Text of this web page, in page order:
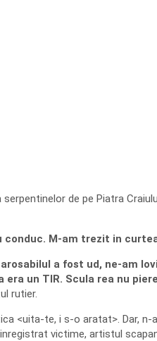
de pe Piatra
conduc. M-am trezit in
a fost ud, ne-am
un TIR. Scula rea nu
rutier.
<uita-te, i s-o aratat>. Dar,
victime, artistul